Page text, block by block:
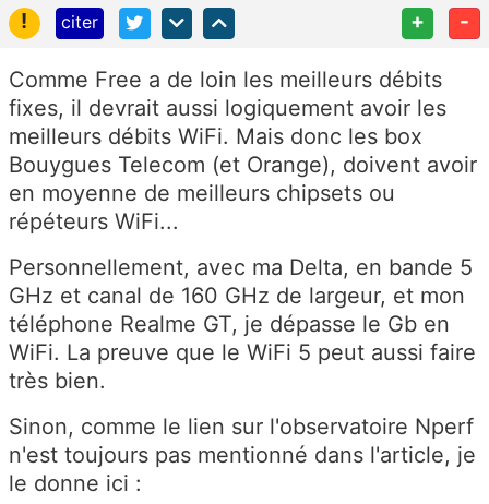
!
citer + -
Comme Free a de loin les meilleurs débits
fixes, il devrait aussi logiquement avoir les
meilleurs débits WiFi. Mais donc les box
Bouygues Telecom (et Orange), doivent avoir
en moyenne de meilleurs chipsets ou
répéteurs WiFi...
Personnellement, avec ma Delta, en bande 5
GHz et canal de 160 GHz de largeur, et mon
téléphone Realme GT, je dépasse le Gb en
WiFi. La preuve que le WiFi 5 peut aussi faire
très bien.
Sinon, comme le lien sur l'observatoire Nperf
n'est toujours pas mentionné dans l'article, je
le donne ici :